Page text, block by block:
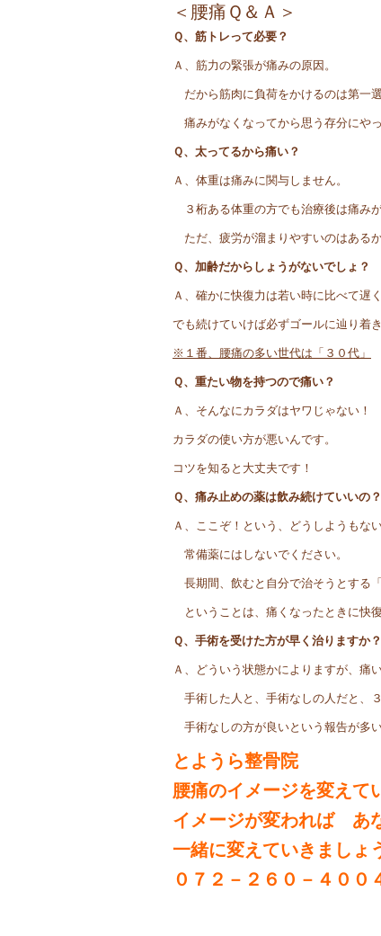
＜腰痛Ｑ＆Ａ＞
Ｑ、筋トレって必要？
Ａ、筋力の緊張が痛みの原因。
だから筋肉に負荷をかけるのは第一
痛みがなくなってから思う存分にや
Ｑ、太ってるから痛い？
Ａ、体重は痛みに関与しません。
３桁ある体重の方でも治療後は痛みが
ただ、疲労が溜まりやすいのはある
Ｑ、加齢だからしょうがないでしょ？
Ａ、確かに快復力は若い時に比べて遅
でも続けていけば必ずゴールに辿り着
※１番、腰痛の多い世代は「３０代」
Ｑ、重たい物を持つので痛い？
Ａ、そんなにカラダはヤワじゃない！
カラダの使い方が悪いんです。
コツを知ると大丈夫です！
Ｑ、痛み止めの薬は飲み続けていいの？
Ａ、ここぞ！という、どうしようもな
常備薬にはしないでください。
長期間、飲むと自分で治そうとする
ということは、痛くなったときに快
Ｑ、手術を受けた方が早く治りますか？
Ａ、どういう状態かによりますが、痛
手術した人と、手術なしの人だと、
手術なしの方が良いという報告が多い
とようら整骨院
腰痛のイメージを変えて
イメージが変われば あ
一緒に変えていきましょ
０７２－２６０－４００